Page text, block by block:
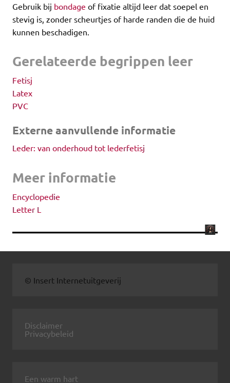
Gebruik bij bondage of fixatie altijd leer dat soepel en
stevig is, zonder scheurtjes of harde randen die de huid
kunnen beschadigen.
Gerelateerde begrippen leer
Fetisj
Latex
PVC
Externe aanvullende informatie
Leder: van onderhoud tot lederfetisj
Meer informatie
Encyclopedie
Letter L
© Insert Internetuitgeverij
Disclaimer
Privacybeleid
Een warm hart